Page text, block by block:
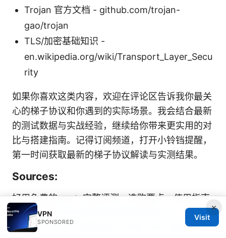
Trojan 官方文档 - github.com/trojan-
gao/trojan
TLS/加密基础知识 -
en.wikipedia.org/wiki/Transport_Layer_Secu
rity
如果你喜欢这类内容，欢迎在评论区告诉我你最关
心的梯子协议和你遇到的实际场景。我会结合最新
的测试数据与实战经验，继续给你带来更实用的对
比与搭建指南。记得订阅频道，打开小铃铛提醒，
第一时间获取最新的梯子协议解读与实测结果。
Sources:
好用免费的vpn：完整评测、选购要点、使用指南
与风险解析
如何选择并使用好用的猫vpn：全面指
南与技巧 VPNs 使用指南 与 隐私 安全 速度 设置
×
VPN
SPONSORED
Visit